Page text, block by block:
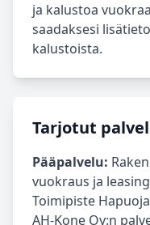
ja kalustoa
saadaksesi
kalustoista.
Tarjotut
Pääpalvelu:
vuokraus ja leasing
Toimipiste
AH-Kone Oy:n